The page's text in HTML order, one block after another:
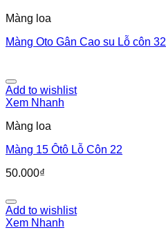
Màng loa
Màng Oto Gân Cao su Lỗ côn 32
Add to wishlist
Xem Nhanh
Màng loa
Màng 15 Ôtô Lỗ Côn 22
50.000₫
Add to wishlist
Xem Nhanh